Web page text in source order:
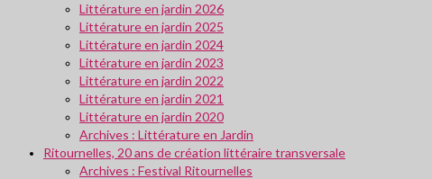
Littérature en jardin 2026
Littérature en jardin 2025
Littérature en jardin 2024
Littérature en jardin 2023
Littérature en jardin 2022
Littérature en jardin 2021
Littérature en jardin 2020
Archives : Littérature en Jardin
Ritournelles, 20 ans de création littéraire transversale
Archives : Festival Ritournelles